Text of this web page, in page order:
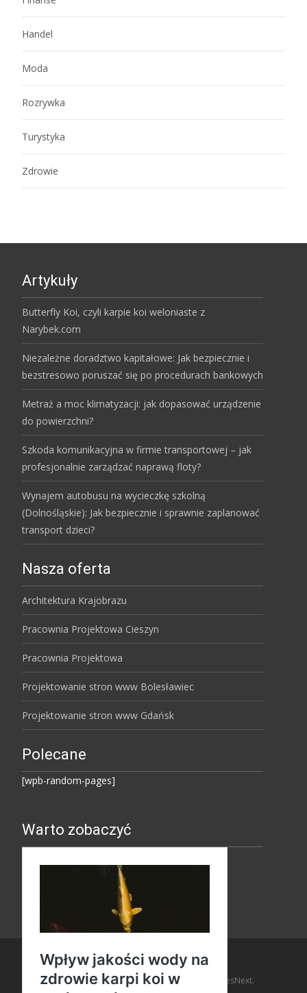
Handel
Moda
Rozrywka
Turystyka
Zdrowie
Artykuły
Butterfly Koi, czyli karpie koi weloniaste z
Narybek.com
Niezależne doradztwo kapitałowe: Jak bezpiecznie i
bezstresowo poruszać się po procedurach bankowych
Metraż a moc klimatyzacji: jak dopasować urządzenie
do powierzchni?
Szkoda komunikacyjna w firmie transportowej – jak
profesjonalnie zarządzać naprawą floty?
Wynajem autobusu na wycieczkę szkolną
(Dolnośląskie): Jak bezpiecznie i sprawnie zaplanować
transport dzieci?
Nasza oferta
Architektura Krajobrazu
Pracownia Projektowa Cieszyn
Pracownia Projektowa
Projektowanie stron www Bolesławiec
Projektowanie stron www Gdańsk
Polecane
[wpb-random-pages]
Warto zobaczyć
Copyright © Amaro Design
Powered by WordPress, Themei-design by TemplatesNext.